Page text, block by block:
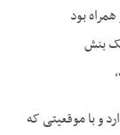
بود
بنش
و با موقعیتی که